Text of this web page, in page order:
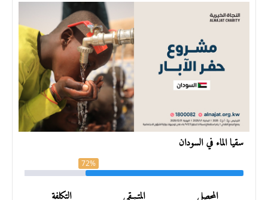
سقيا الماء في السودان
72%
المحصل المتـبـقي التكلفة